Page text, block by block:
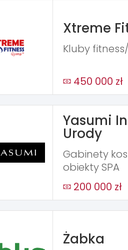
Xtreme
Kluby
450 000 zł
Yasumi
Urody
Gabinety
obiekty SPA
200 000 zł
Żabka